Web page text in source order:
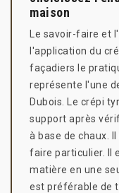
maison
Le savoir-faire et
l'application du
façadiers le
représente l'une
Dubois. Le crépi
support après
à base de chaux.
faire particulier. Il
matière en une
est préférable de